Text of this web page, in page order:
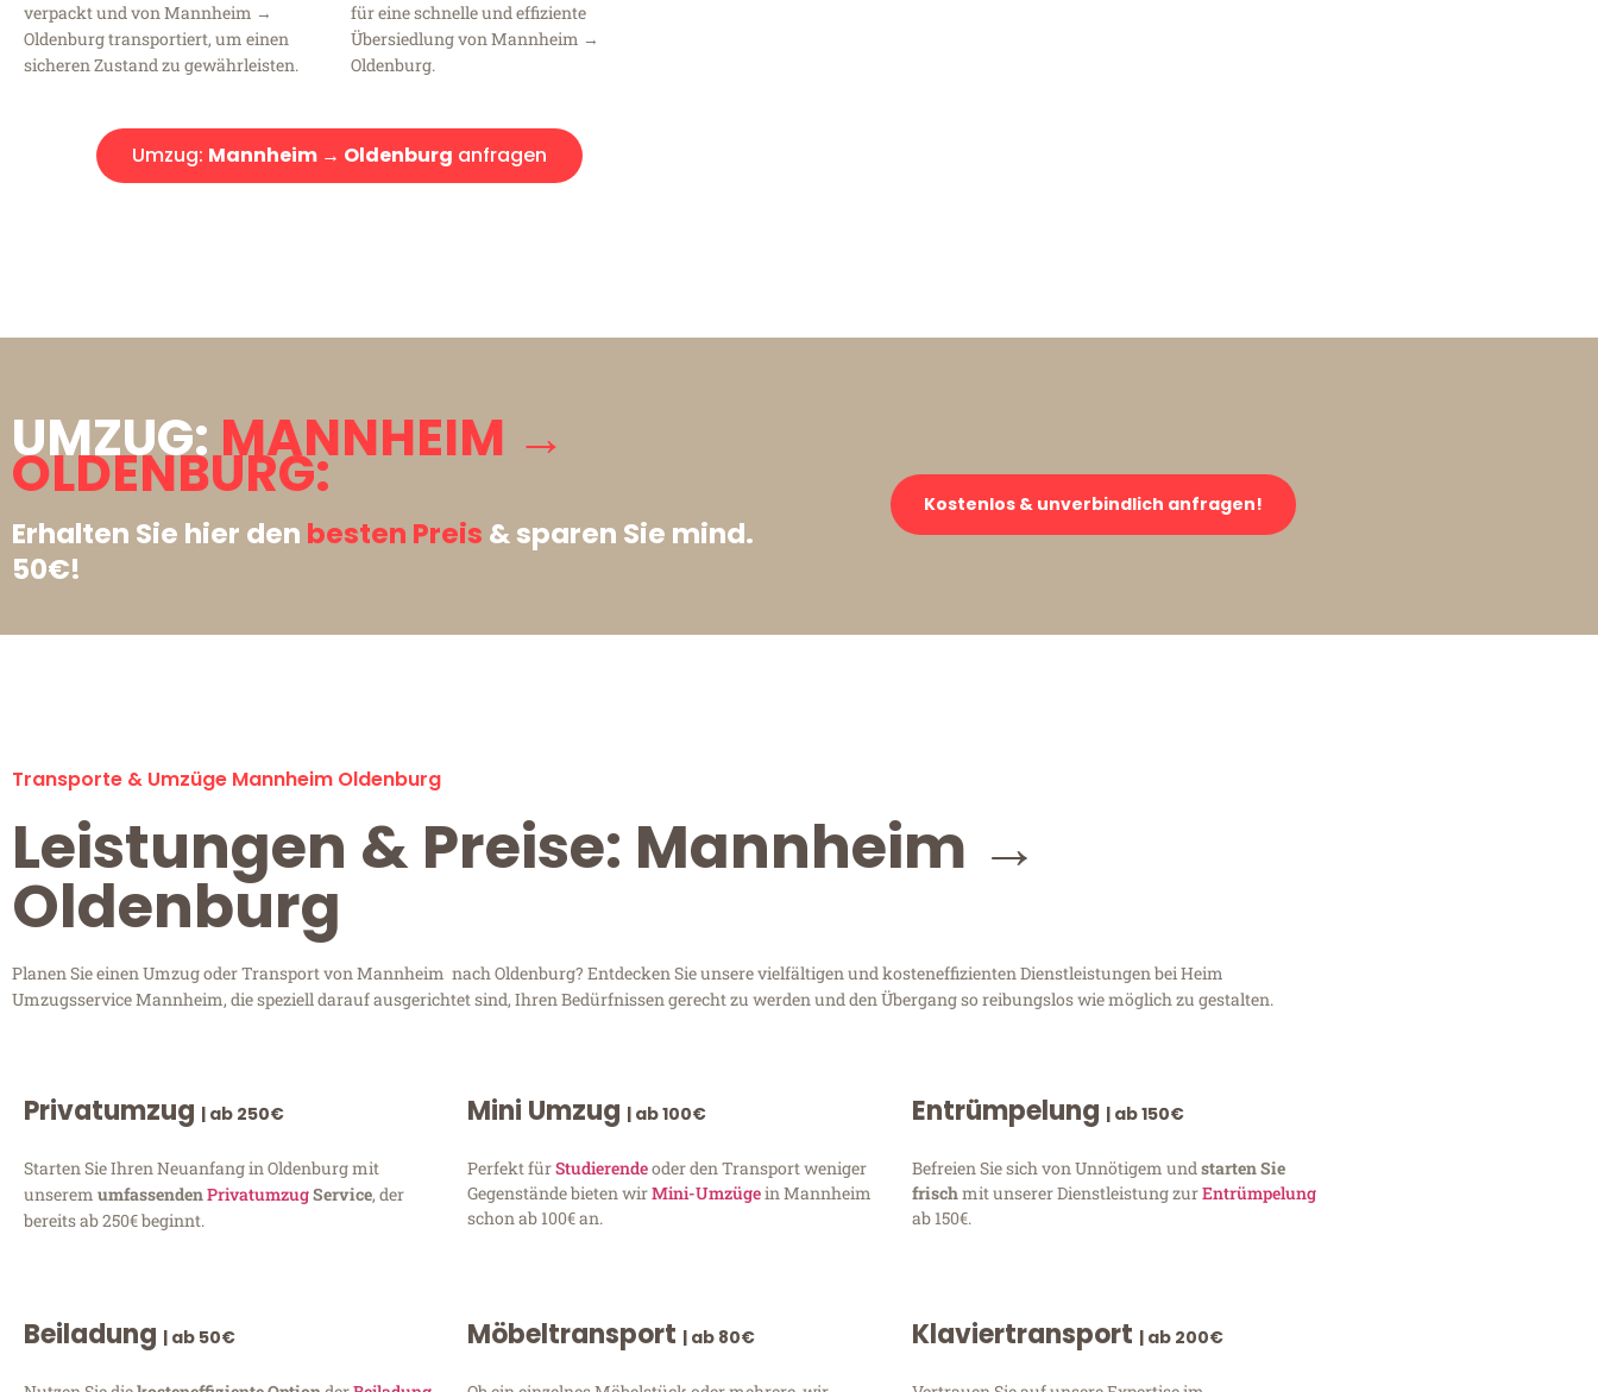
verpackt und von Mannheim →
Oldenburg transportiert, um einen
sicheren Zustand zu gewährleisten.
für eine schnelle und effiziente
Übersiedlung von Mannheim →
Oldenburg.
Umzug: Mannheim → Oldenburg anfragen
UMZUG:MANNHEIM →
OLDENBURG:
Erhalten Sie hier den besten Preis & sparen Sie mind.
50€!
Kostenlos & unverbindlich anfragen!
Transporte & Umzüge Mannheim Oldenburg
Leistungen & Preise: Mannheim →
Oldenburg
Planen Sie einen Umzug oder Transport von Mannheim nach Oldenburg? Entdecken Sie unsere vielfältigen und kosteneffizienten Dienstleistungen bei Heim
Umzugsservice Mannheim, die speziell darauf ausgerichtet sind, Ihren Bedürfnissen gerecht zu werden und den Übergang so reibungslos wie möglich zu gestalten.
Privatumzug | ab 250€
Starten Sie Ihren Neuanfang in Oldenburg mit
unserem umfassendenPrivatumzugService, der
bereits ab 250€ beginnt.
Mini Umzug | ab 100€
Perfekt fürStudierendeoder den Transport weniger
Gegenstände bieten wirMini-Umzügein Mannheim
schon ab 100€ an.
Entrümpelung | ab 150€
Befreien Sie sich von Unnötigem undstarten Sie
frischmit unserer Dienstleistung zurEntrümpelung
ab 150€.
Beiladung | ab 50€ Möbeltransport | ab 80€ Klaviertransport | ab 200€